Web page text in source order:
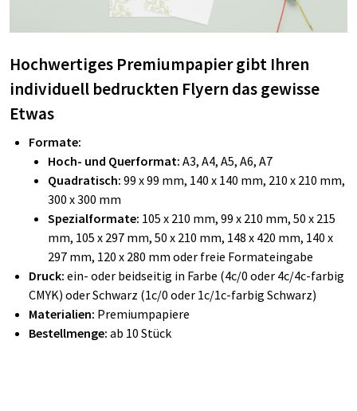
Hochwertiges Premiumpapier gibt Ihren
individuell bedruckten Flyern das gewisse
Etwas
Formate:
Hoch- und Querformat: A3, A4, A5, A6, A7
Quadratisch: 99 x 99 mm, 140 x 140 mm, 210 x 210 mm,
300 x 300 mm
Spezialformate: 105 x 210 mm, 99 x 210 mm, 50 x 215
mm, 105 x 297 mm, 50 x 210 mm, 148 x 420 mm, 140 x
297 mm, 120 x 280 mm oder freie Formateingabe
Druck: ein- oder beidseitig in Farbe (4c/0 oder 4c/4c-farbig
CMYK) oder Schwarz (1c/0 oder 1c/1c-farbig Schwarz)
Materialien: Premiumpapiere
Bestellmenge: ab 10 Stück